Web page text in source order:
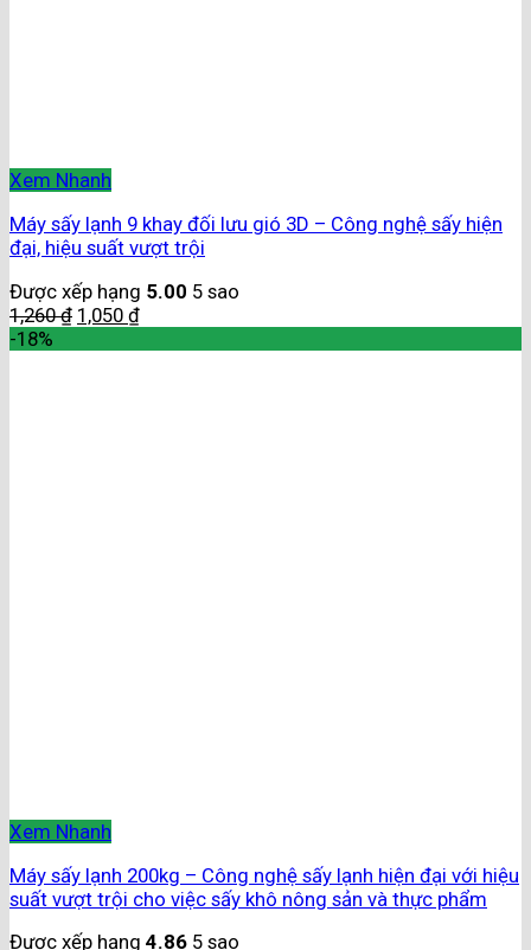
Xem Nhanh
Máy sấy lạnh 9 khay đối lưu gió 3D – Công nghệ sấy hiện
đại, hiệu suất vượt trội
Được xếp hạng 5.00 5 sao
1,260₫ 1,050 ₫
-18%
Xem Nhanh
Máy sấy lạnh 200kg – Công nghệ sấy lạnh hiện đại với hiệu
suất vượt trội cho việc sấy khô nông sản và thực phẩm
Được xếp hạng 4.86 5 sao